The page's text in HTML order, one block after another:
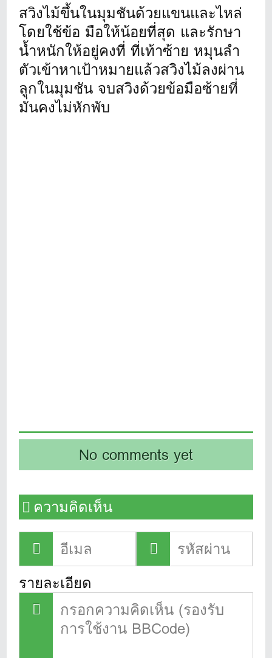
สวิงไม้ขึ้นในมุมชันด้วยแขนและไหล่
โดยใช้ข้อ มือให้น้อยที่สุด และรักษา
น้ำหนักให้อยู่คงที่ ที่เท้าซ้าย หมุนลำ
ตัวเข้าหาเป้าหมายแล้วสวิงไม้ลงผ่าน
ลูกในมุมชัน จบสวิงด้วยข้อมือซ้ายที่
มั่นคงไม่หักพับ
No comments yet
ความคิดเห็น
รายละเอียด